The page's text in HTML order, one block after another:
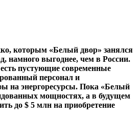
которым «Белый двор» занялся
намного выгоднее, чем в России.
пустующие современные
персонал и
на энергоресурсы. Пока «Белый
мощностях, а в будущем
до $ 5 млн на приобретение